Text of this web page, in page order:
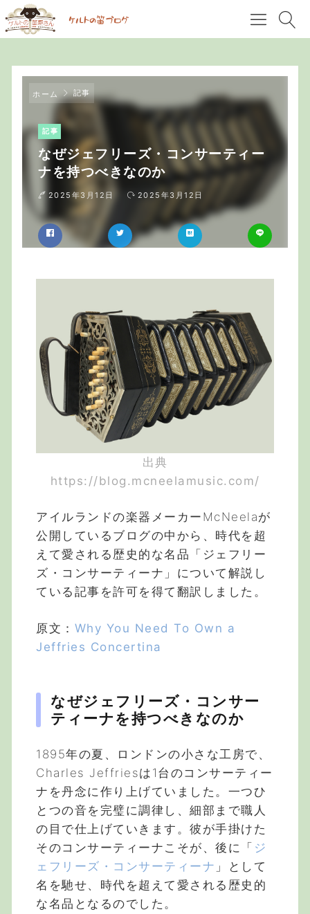
ホーム 記事
記事
なぜジェフリーズ・コンサーティー
ナを持つべきなのか
2025年3月12日 2025年3月12日
出典
https://blog.mcneelamusic.com/
アイルランドの楽器メーカーMcNeelaが
公開しているブログの中から、時代を超
えて愛される歴史的な名品「ジェフリー
ズ・コンサーティーナ」について解説し
ている記事を許可を得て翻訳しました。
原文： Why You Need To Own a
Jeffries Concertina
なぜジェフリーズ・コンサー
ティーナを持つべきなのか
1895年の夏、ロンドンの小さな工房で、
Charles Jeffriesは1台のコンサーティー
ナを丹念に作り上げていました。一つひ
とつの音を完璧に調律し、細部まで職人
の目で仕上げていきます。彼が手掛けた
そのコンサーティーナこそが、後に「 ジ
ェフリーズ・コンサーティーナ 」として
名を馳せ、時代を超えて愛される歴史的
な名品となるのでした。